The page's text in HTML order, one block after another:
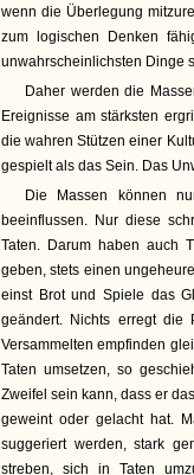
wenn die Überlegung
zum logischen Denken
unwahrscheinlichsten Dinge
Daher werden die
Ereignisse am stärksten
die wahren Stützen einer
gespielt als das Sein. Das
Die Massen können
beeinflussen. Nur diese
Taten. Darum haben auch
geben, stets einen
einst Brot und Spiele das
geändert. Nichts erregt die
Versammelten empfinden
Taten umsetzen, so
Zweifel sein kann, dass er
geweint oder gelacht hat.
suggeriert werden, stark
streben, sich in Taten